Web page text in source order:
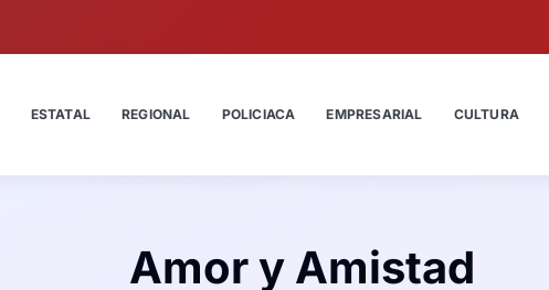
ESTATAL REGIONAL POLICIACA EMPRESARIAL CULTURA
Amor y Amistad